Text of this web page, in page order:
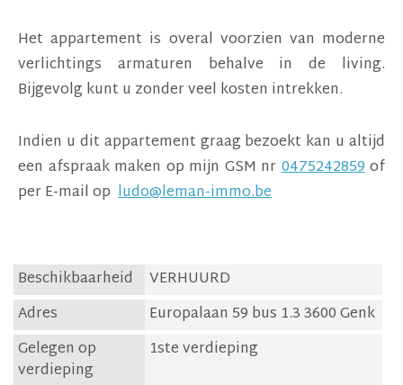
Het appartement is overal voorzien van moderne
verlichtings armaturen behalve in de living.
Bijgevolg kunt u zonder veel kosten intrekken.
Indien u dit appartement graag bezoekt kan u altijd
een afspraak maken op mijn GSM nr0475242859of
per E-mail op ludo@leman-immo.be
Beschikbaarheid
VERHUURD
Adres
Europalaan 59 bus 1.3 3600 Genk
Gelegen op
verdieping
1ste verdieping